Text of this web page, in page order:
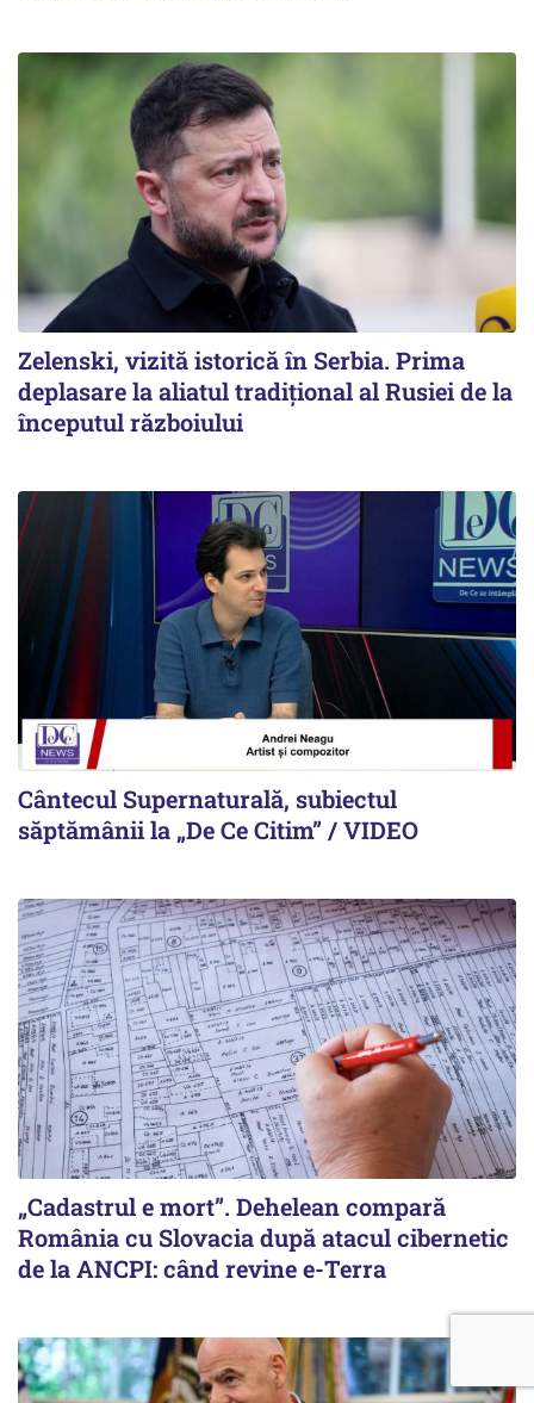
Zelenski, vizită istorică în Serbia. Prima
deplasare la aliatul tradițional al Rusiei de la
începutul războiului
Cântecul Supernaturală, subiectul
săptămânii la „De Ce Citim” / VIDEO
„Cadastrul e mort”. Dehelean compară
România cu Slovacia după atacul cibernetic
de la ANCPI: când revine e-Terra